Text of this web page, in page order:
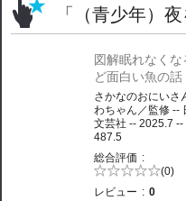
「（青少年）
図解眠れなくな
ど面白い魚の話
さかなのおにいさ
わちゃん／監修 --
文芸社 -- 2025.7 --
487.5
総合評価
5段階評価の (0)
レビュー
0